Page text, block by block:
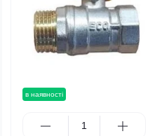
в наявності